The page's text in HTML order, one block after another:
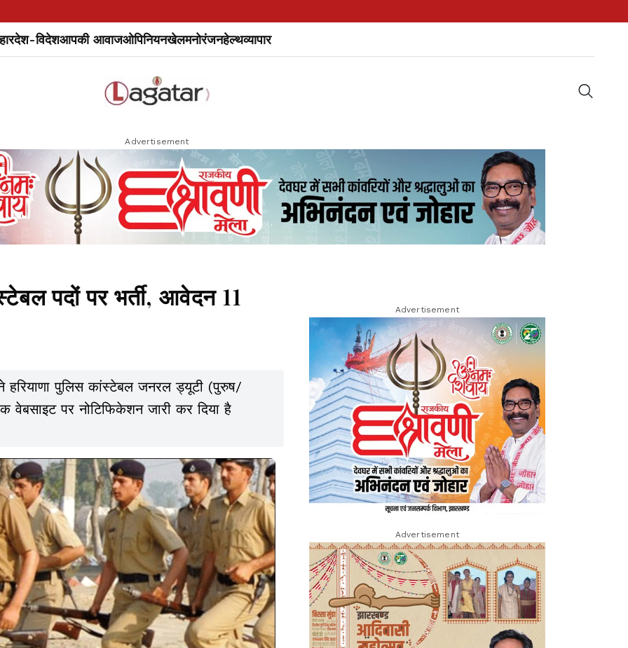
देश-विदेशआपकी आवाजओपिनियनखेलमनोरंजनहेल्थव्यापार
Advertisement
पदों पर भर्ती, आवेदन 11
हरियाणा पुलिस कांस्टेबल जनरल ड्यूटी (पुरुष/
वेबसाइट पर नोटिफिकेशन जारी कर दिया है
Advertisement
Advertisement